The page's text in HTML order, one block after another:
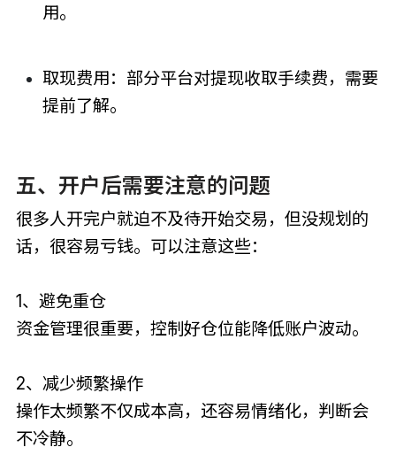
用。
取现费用：部分平台对提现收取手续费，需要
提前了解。
五、开户后需要注意的问题
很多人开完户就迫不及待开始交易，但没规划的
话，很容易亏钱。可以注意这些：
1、避免重仓
资金管理很重要，控制好仓位能降低账户波动。
2、减少频繁操作
操作太频繁不仅成本高，还容易情绪化，判断会
不冷静。